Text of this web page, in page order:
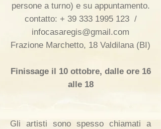
persone a turno) e su appuntamento.
contatto: + 39 333 1995 123/
infocasaregis@gmail.com
Frazione Marchetto, 18 Valdilana (BI)
Finissage il 10 ottobre, dalle ore 16
alle 18
Gli artisti sono spesso chiamati a